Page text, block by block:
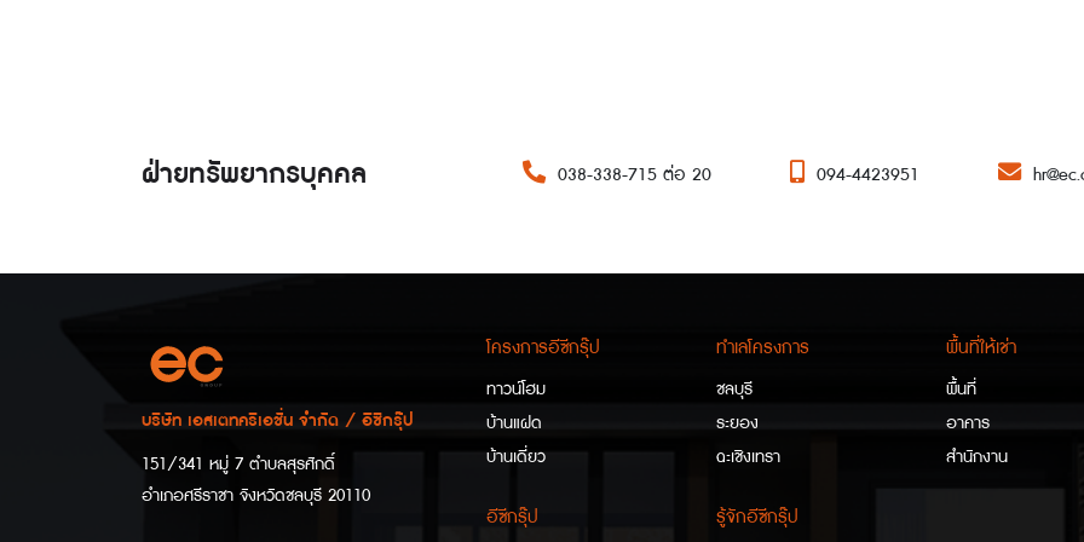
ฝ่ายทรัพยากรบุคคล 038-338-715 ต่อ 20 094-4423951
บริษัท เอสเตทครีเอชั่น จำกัด / อีซีกรุ๊ป
151/341 หมู่ 7 ตำบลสุรศักดิ์
อำเภอศรีราชา จังหวัดชลบุรี 20110
โครงการอีซีกรุ๊ป
ทาวน์โฮม
บ้านแฝด
บ้านเดี่ยว
ทำเลโครงการ
ชลบุรี
ระยอง
ฉะเชิงเทรา
พื้นที่ให้เช่า
พื้นที่
อาคาร
สำนักงาน
อีซีกรุ๊ป รู้จักอีซีกรุ๊ป